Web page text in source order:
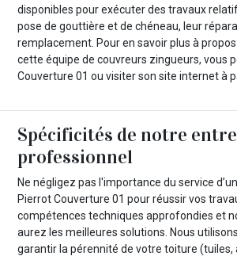
disponibles pour exécuter des travaux
pose de gouttière et de chéneau, leur
remplacement. Pour en savoir plus à
cette équipe de couvreurs zingueurs, vous
Couverture 01 ou visiter son site internet à
Spécificités de notre
professionnel
Ne négligez pas l'importance du service
Pierrot Couverture 01 pour réussir vos
compétences techniques approfondies et
aurez les meilleures solutions. Nous
garantir la pérennité de votre toiture (tuiles,